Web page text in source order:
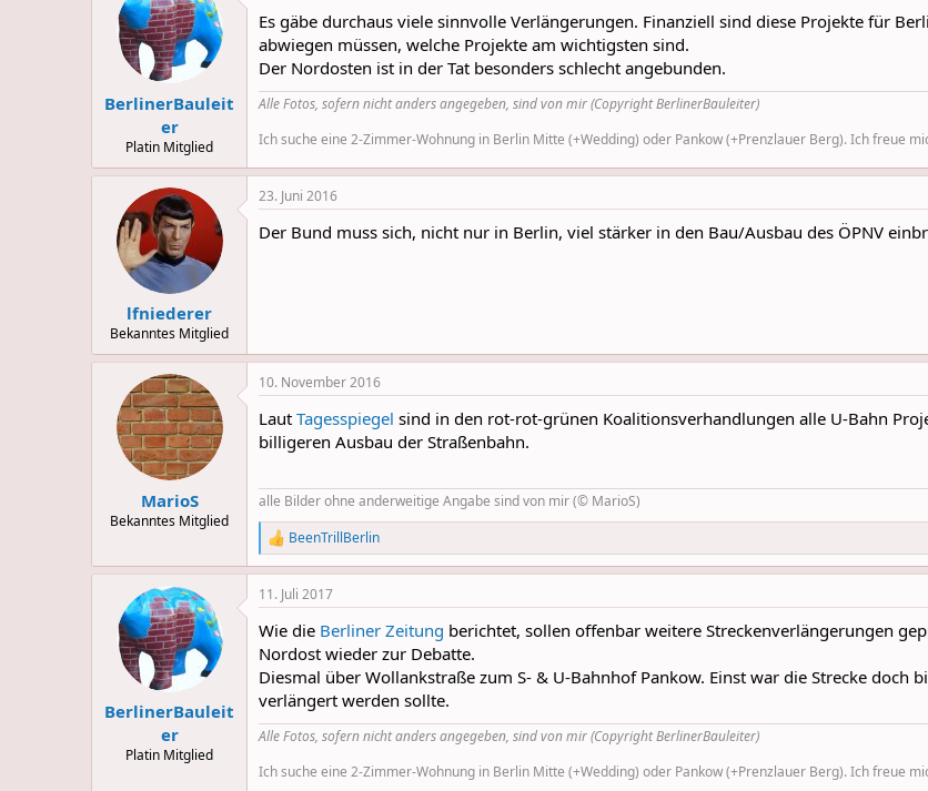
i
o
n
s
:
BerlinerBauleit
er
Platin Mitglied
Es gäbe durchaus viele sinnvolle Verlängerungen. Finanziell sind diese Projekte für
abwiegen müssen, welche Projekte am wichtigsten sind.
Der Nordosten ist in der Tat besonders schlecht angebunden.
Alle Fotos, sofern nicht anders angegeben, sind von mir (Copyright BerlinerBauleiter)
Ich suche eine 2-Zimmer-Wohnung in Berlin Mitte (+Wedding) oder Pankow (+Prenzlauer Berg). Ich freue
lfniederer
Bekanntes Mitglied
23. Juni 2016
Der Bund muss sich, nicht nur in Berlin, viel stärker in den Bau/Ausbau des ÖPNV
MarioS
Bekanntes Mitglied
10. November 2016
Laut Tagesspiegel sind in den rot-rot-grünen Koalitionsverhandlungen alle U-Bahn
billigeren Ausbau der Straßenbahn.
alle Bilder ohne anderweitige Angabe sind von mir (© MarioS)
R
e
a
c
i
o
n
s
:
BeenTrillBerlin
BerlinerBauleit
er
Platin Mitglied
11. Juli 2017
Wie die Berliner Zeitung berichtet, sollen offenbar weitere Streckenverlängerungen
Nordost wieder zur Debatte.
Diesmal über Wollankstraße zum S- & U-Bahnhof Pankow. Einst war die Strecke doch
verlängert werden sollte.
Alle Fotos, sofern nicht anders angegeben, sind von mir (Copyright BerlinerBauleiter)
Ich suche eine 2-Zimmer-Wohnung in Berlin Mitte (+Wedding) oder Pankow (+Prenzlauer Berg). Ich freue